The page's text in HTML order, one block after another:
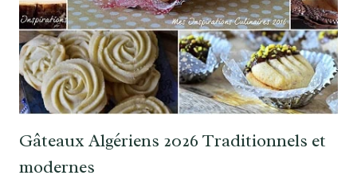
Gâteaux Algériens 2026 Traditionnels et
modernes